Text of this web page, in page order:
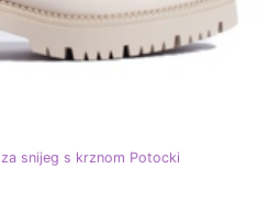
snijeg s krznom Potocki